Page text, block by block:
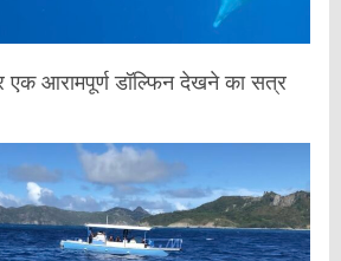
एक आरामपूर्ण डॉल्फिन देखने का सत्र